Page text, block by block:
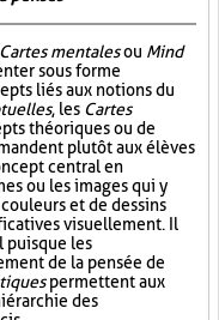
Cartes mentalesou Mind
sous forme
liés aux notions du
, les Cartes
théoriques ou de
plutôt aux élèves
central en
ou les images qui y
et de dessins
visuellement. Il
puisque les
de la pensée de
permettent aux
des